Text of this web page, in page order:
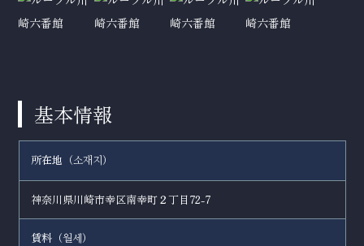
基本情報
所在地（소재지 ）
神奈川県川崎市幸区南幸町２丁目72-7
賃料（월세 ）